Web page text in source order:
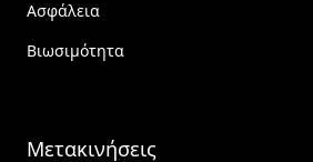
Ασφάλεια
Βιωσιμότητα
Μετακινήσεις